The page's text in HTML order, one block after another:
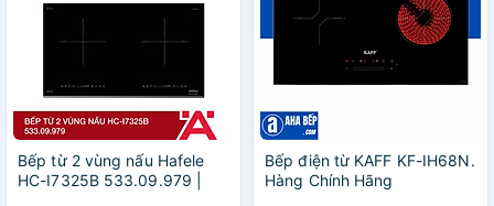
Bếp từ 2 vùng nấu Hafele
HC-I7325B 533.09.979 |
Bếp điện từ KAFF KF-IH68N.
Hàng Chính Hãng